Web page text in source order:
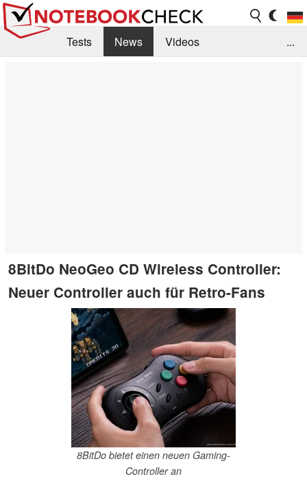
Tests News
Videos
...
8BitDo NeoGeo CD Wireless Controller:
Neuer Controller auch für Retro-Fans
8BitDo bietet einen neuen Gaming-
Controller an